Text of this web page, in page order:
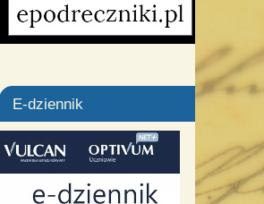
E-dziennik